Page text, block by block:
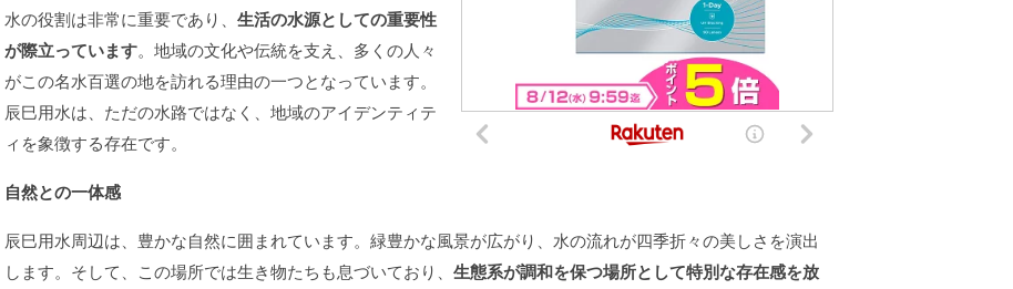
水の役割は非常に重要であり、 生活の水源としての重要性
が際立っています。地域の文化や伝統を支え、多くの人々
がこの名水百選の地を訪れる理由の一つとなっています。
辰巳用水は、ただの水路ではなく、地域のアイデンティテ
ィを象徴する存在です。
自然との一体感
辰巳用水周辺は、豊かな自然に囲まれています。緑豊かな風景が広がり、水の流れが四季折々の美しさを演出
します。そして、この場所では生き物たちも息づいており、 生態系が調和を保つ場所として特別な存在感を放